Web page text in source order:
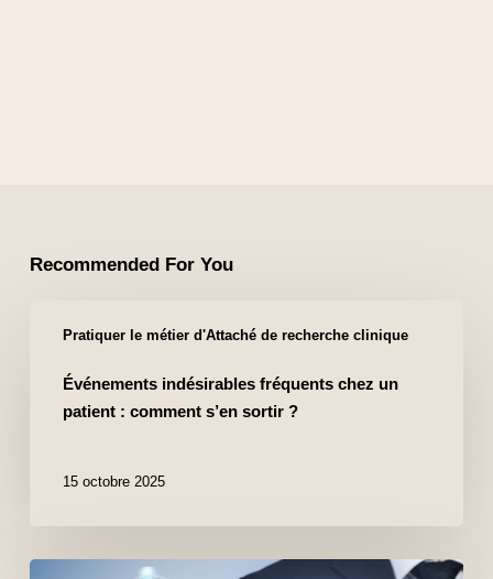
Recommended For You
Pratiquer le métier d'Attaché de recherche clinique
Événements indésirables fréquents chez un
patient : comment s’en sortir ?
15 octobre 2025